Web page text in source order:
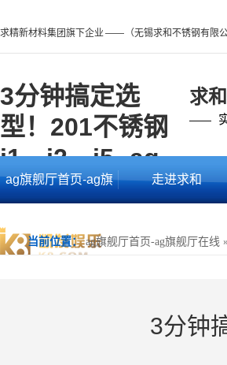
求精新材料集团旗下企业 —— （无锡求和不锈钢有限
3分钟搞定选
型！201不锈钢
j1、j2、j5 -ag
旗舰厅首页
求
——
ag旗舰厅首页-ag旗 走进求和
当前位置： ag旗舰厅首页-ag旗舰厅在线 »
3分钟